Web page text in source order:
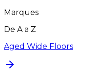
Marques
De A a Z
Aged Wide Floors